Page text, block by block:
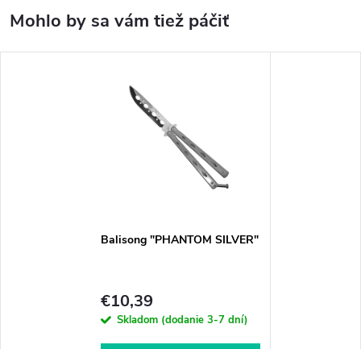
Balisong "PHANTOM SILVER"
€10,39
Skladom (dodanie 3-7 dní)